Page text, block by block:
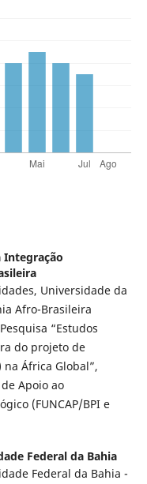
Integração
Universidade da
Afro-Brasileira
“Estudos
do projeto de
na África Global”,
Apoio ao
(FUNCAP/BPI e
Federal da Bahia
Federal da Bahia -